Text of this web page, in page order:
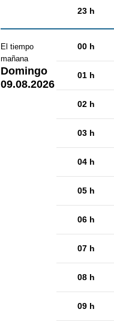
23 h
El tiempo
mañana
Domingo
09.08.2026
00 h
01 h
02 h
03 h
04 h
05 h
06 h
07 h
08 h
09 h